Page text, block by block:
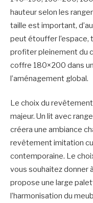
hauteur selon les
taille est important,
peut étouffer l’espace,
profiter pleinement du
coffre 180×200 dans
l’aménagement global.
Le choix du
majeur. Un lit avec
créera une ambiance
revêtement imitation
contemporaine. Le
vous souhaitez donner
propose une large
l’harmonisation du